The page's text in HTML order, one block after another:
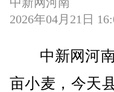
2026年04月21日
中新网河南
亩小麦，今天